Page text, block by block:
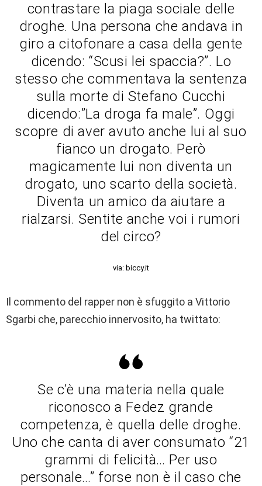
contrastare la piaga sociale delle
droghe. Una persona che andava in
giro a citofonare a casa della gente
dicendo: “Scusi lei spaccia?”. Lo
stesso che commentava la sentenza
sulla morte di Stefano Cucchi
dicendo:”La droga fa male”. Oggi
scopre di aver avuto anche lui al suo
fianco un drogato. Però
magicamente lui non diventa un
drogato, uno scarto della società.
Diventa un amico da aiutare a
rialzarsi. Sentite anche voi i rumori
del circo?
via: biccy.it
Il commento del rapper non è sfuggito a Vittorio
Sgarbi che, parecchio innervosito, ha twittato:
Se c’è una materia nella quale
riconosco a Fedez grande
competenza, è quella delle droghe.
Uno che canta di aver consumato “21
grammi di felicità… Per uso
personale…” forse non è il caso che